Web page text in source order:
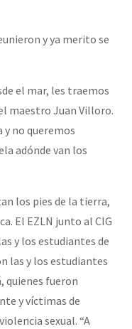
y ya merito se
el mar, les traemos
maestro Juan Villoro.
no queremos
adónde van los
los pies de la tierra,
El EZLN junto al CIG
y los estudiantes de
las y los estudiantes
quienes fueron
y víctimas de
sexual. “A